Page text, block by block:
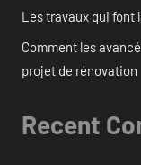
Les travaux qui font
Comment les
projet de rénovation
Recent